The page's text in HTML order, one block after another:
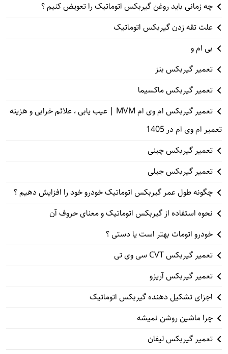
چه زمانی باید روغن گیربکس اتوماتیک را تعویض کنیم ؟
علت تقه زدن گیربکس اتوماتیک
بی ام و
تعمیر گیربکس بنز
تعمیر گیربکس ماکسیما
تعمیر گیربکس ام وی ام MVM | عیب یابی ، علائم خرابی و هزینه
تعمیر ام وی ام در 1405
تعمیر گیربکس چینی
تعمیر گیربکس جیلی
چگونه طول عمر گیربکس اتوماتیک خودرو خود را افزایش دهیم ؟
نحوه استفاده از گیربکس اتوماتیک و معنای حروف آن
خودرو اتومات بهتر است یا دستی ؟
تعمیر گیربکس CVT سی وی تی
تعمیر گیربکس آریزو
اجزای تشکیل دهنده گیربکس اتوماتیک
چرا ماشین روشن نمیشه
تعمیر گیربکس لیفان